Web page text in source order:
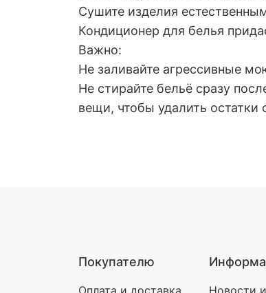
Сушите изделия
Кондиционер для белья
Важно:
Не заливайте агрессивные
Не стирайте бельё сразу
вещи, чтобы удалить
Покупателю
Оплата и доставка Новости